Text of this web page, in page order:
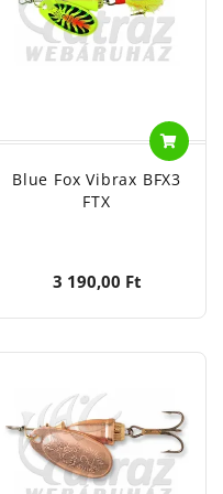
gazdag
azonnal mozgásba
szabadidő eltöltése
ragadozó
az Ön
egyik
javítása érdekében.
Blue Fox Vibrax BFX3
FTX
3 190,00 Ft